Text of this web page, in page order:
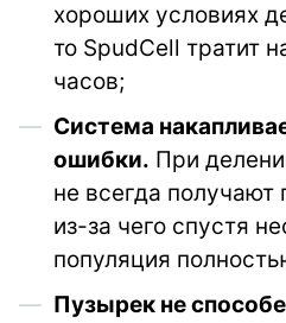
хороших условиях
то SpudCell тратит
часов;
Система
ошибки. При
не всегда
из-за чего спустя
популяция
Пузырек не